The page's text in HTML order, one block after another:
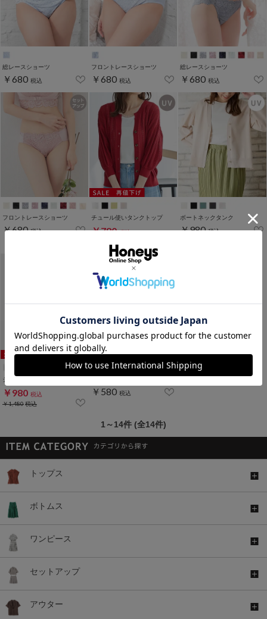
総レースショーツ
￥680 税込
フロントレースショーツ
￥680 税込
総レースショーツ
￥680 税込
フロントレースショーツ
￥680 税込
チュール使いタンクトップ
￥780 税込
ボートネックタンク
￥980 税込
シアーハイネックトップス
￥980 税込
￥1,480税込
￥580 税込
1～14件 (全14件)
トップス
ボトムス
ワンピース
セットアップ
アウター